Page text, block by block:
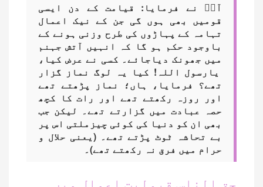
آپؐ نے فرمایا: قیامت کے دن ایسی
قومیں بھی ہوں گی جن کے نیک اعمال
تہامہ کے پہاڑوں کی طرح وزنی ہونے کے
باوجود حکم ہو گا کہ انہیں آتش جہنم
میں جھونک دیاجائے۔ کسی نے عرض کیا،
یارسول اللہ! کیا یہ لوگ نماز گزار
تھے؟ فرمایا، ہاں؛ نماز پڑھتے تھے
اور روزہ رکھتے تھے اور رات کا کچھ
حصہ عبادت میں گزارتے تھے۔ لیکن جب
بھی ان کو دنیا کی کوئی چیزملتی اس پر
بے تحاشہ ٹوٹ پڑتے تھے۔ (یعنی حلال و
حرام میں فرق نہ رکھتے تھے)۔
حق الناس قبولیت اعمال میں